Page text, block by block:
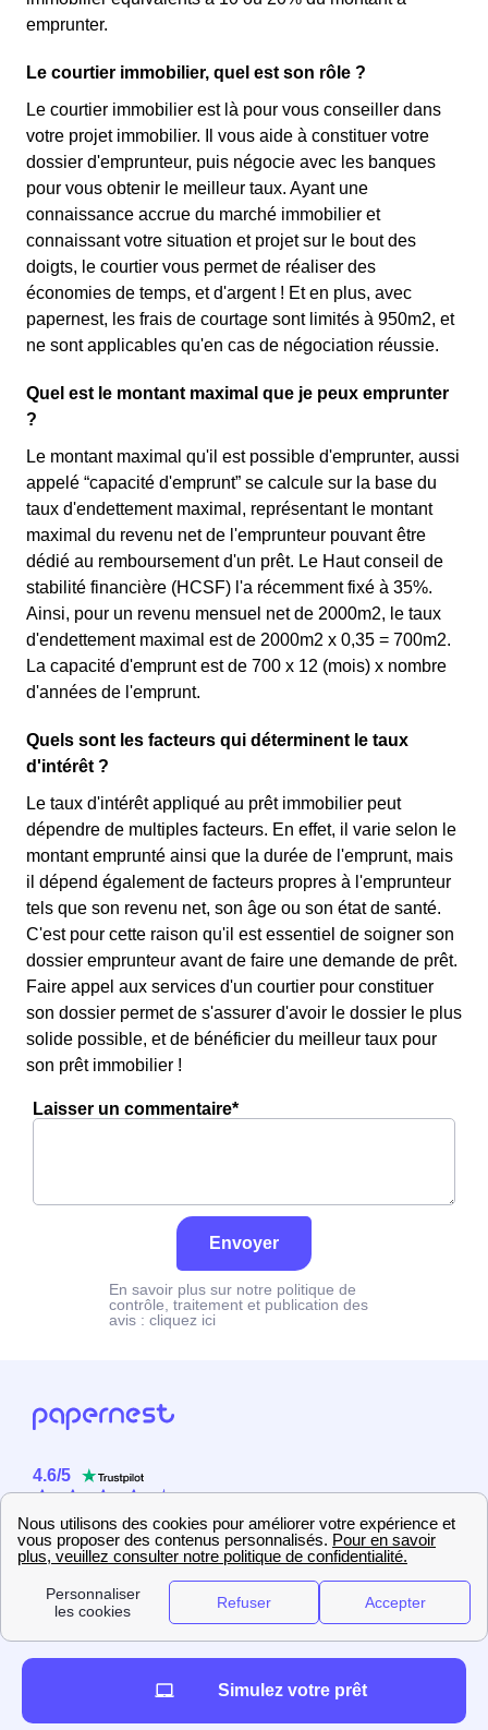
emprunter.
Le courtier immobilier, quel est son rôle ?
Le courtier immobilier est là pour vous conseiller dans
votre projet immobilier. Il vous aide à constituer votre
dossier d'emprunteur, puis négocie avec les banques
pour vous obtenir le meilleur taux. Ayant une
connaissance accrue du marché immobilier et
connaissant votre situation et projet sur le bout des
doigts, le courtier vous permet de réaliser des
économies de temps, et d'argent ! Et en plus, avec
papernest, les frais de courtage sont limités à 950m2, et
ne sont applicables qu'en cas de négociation réussie.
Quel est le montant maximal que je peux emprunter
?
Le montant maximal qu'il est possible d'emprunter, aussi
appelé “capacité d'emprunt” se calcule sur la base du
taux d'endettement maximal, représentant le montant
maximal du revenu net de l'emprunteur pouvant être
dédié au remboursement d'un prêt. Le Haut conseil de
stabilité financière (HCSF) l'a récemment fixé à 35%.
Ainsi, pour un revenu mensuel net de 2000m2, le taux
d'endettement maximal est de 2000m2 x 0,35 = 700m2.
La capacité d'emprunt est de 700 x 12 (mois) x nombre
d'années de l'emprunt.
Quels sont les facteurs qui déterminent le taux
d'intérêt ?
Le taux d'intérêt appliqué au prêt immobilier peut
dépendre de multiples facteurs. En effet, il varie selon le
montant emprunté ainsi que la durée de l'emprunt, mais
il dépend également de facteurs propres à l'emprunteur
tels que son revenu net, son âge ou son état de santé.
C'est pour cette raison qu'il est essentiel de soigner son
dossier emprunteur avant de faire une demande de prêt.
Faire appel aux services d'un courtier pour constituer
son dossier permet de s'assurer d'avoir le dossier le plus
solide possible, et de bénéficier du meilleur taux pour
son prêt immobilier !
Laisser un commentaire*
Envoyer
En savoir plus sur notre politique de
contrôle, traitement et publication des
avis : cliquez ici
4.6/5
2358 utilisateurs
Simulez votre prêt